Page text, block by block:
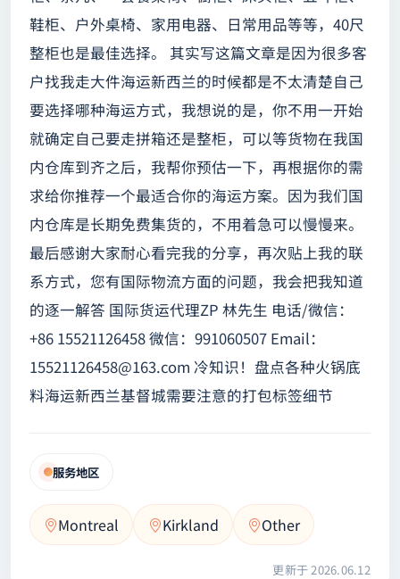
鞋柜、户外桌椅、家用电器、日常用品等等，40尺
整柜也是最佳选择。 其实写这篇文章是因为很多客
户找我走大件海运新西兰的时候都是不太清楚自己
要选择哪种海运方式，我想说的是，你不用一开始
就确定自己要走拼箱还是整柜，可以等货物在我国
内仓库到齐之后，我帮你预估一下，再根据你的需
求给你推荐一个最适合你的海运方案。因为我们国
内仓库是长期免费集货的，不用着急可以慢慢来。
最后感谢大家耐心看完我的分享，再次贴上我的联
系方式，您有国际物流方面的问题，我会把我知道
的逐一解答 国际货运代理ZP 林先生 电话/微信：
+86 15521126458 微信：991060507 Email：
15521126458@163.com 冷知识！盘点各种火锅底
料海运新西兰基督城需要注意的打包标签细节
服务地区
Montreal Kirkland Other
更新于 2026.06.12